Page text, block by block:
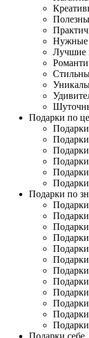
Нужные
Лучшие
Подарки по
Подарки по
Подарки себе